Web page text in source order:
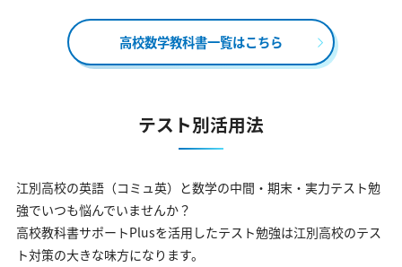
高校数学教科書一覧はこちら
テスト別活用法
江別高校の英語（コミュ英）と数学の中間・期末・実力テスト勉
強でいつも悩んでいませんか？
高校教科書サポートPlusを活用したテスト勉強は江別高校のテス
ト対策の大きな味方になります。